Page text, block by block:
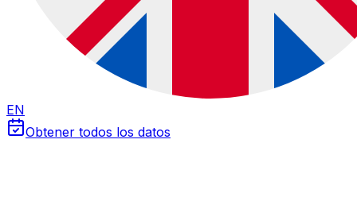
EN
Obtener todos los datos